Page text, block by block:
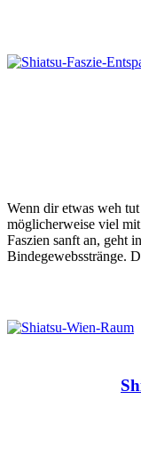
Wenn dir etwas weh
möglicherweise viel
Faszien sanft an, geht
Bindegewebsstränge.